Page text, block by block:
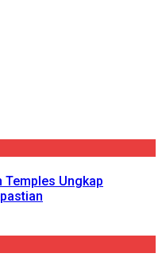
Temples Ungkap